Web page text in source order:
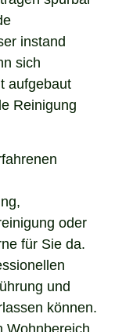
instand
sich
aufgebaut
Reinigung
oder
für Sie da.
und
können.